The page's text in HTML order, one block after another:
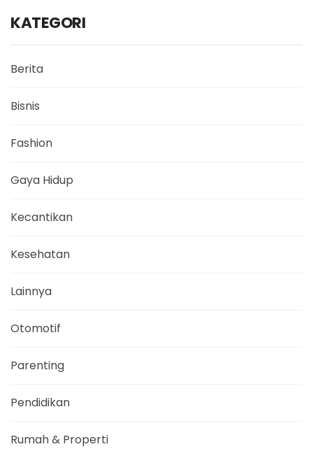
KATEGORI
Berita
Bisnis
Fashion
Gaya Hidup
Kecantikan
Kesehatan
Lainnya
Otomotif
Parenting
Pendidikan
Rumah & Properti